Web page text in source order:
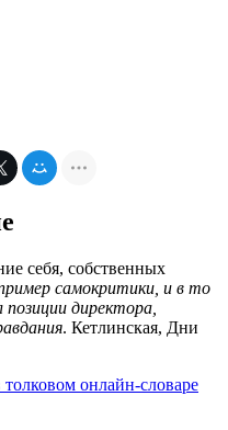
себя, собственных
самокритики, и в то
директора,
. Кетлинская, Дни
онлайн-словаре